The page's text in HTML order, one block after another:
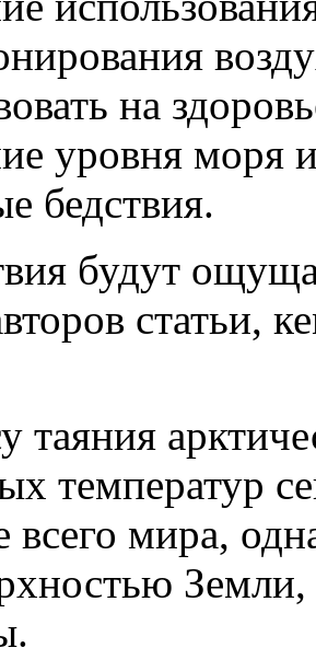
на
уровня моря и
бедствия.
будут
статьи,
таяния
температур
мира,
Земли,